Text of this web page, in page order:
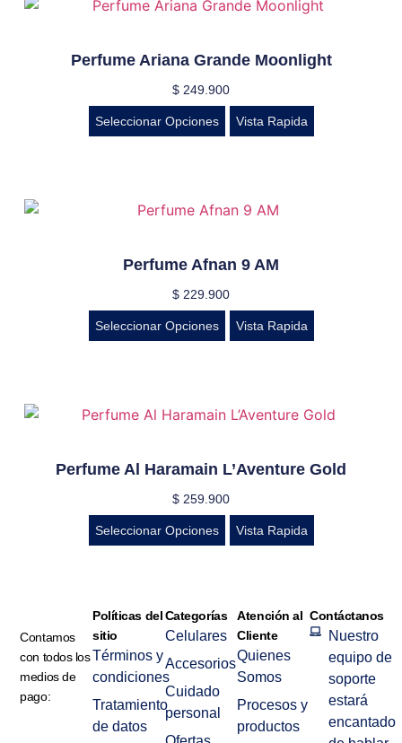
Perfume Ariana Grande Moonlight
$ 249.900
Seleccionar Opciones Vista Rapida
Perfume Afnan 9 AM
$ 229.900
Seleccionar Opciones Vista Rapida
Perfume Al Haramain L’Aventure Gold
$ 259.900
Seleccionar Opciones Vista Rapida
Contamos
con todos los
medios de
pago:
Políticas del
sitio
Términos y
condiciones
Tratamiento
de datos
Categorías
Celulares
Accesorios
Cuidado
personal
Atención al
Cliente
Quienes
Somos
Procesos y
productos
Contáctanos
Nuestro
equipo de
soporte
estará
encantado